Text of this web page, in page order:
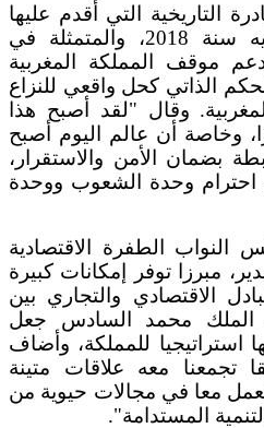
التاريخية التي أقدم عليها
البرلمان الشيلي بمجلسيه سنة 2018، والمتمثلة في
موقف المملكة المغربية
الذاتي كحل واقعي للنزاع
وقال "لقد أصبح هذا
وخاصة أن عالم اليوم أصبح
بضمان الأمن والاستقرار،
احترام وحدة الشعوب ووحدة
الطفرة الاقتصادية
مبرزا توفر إمكانات كبيرة
الاقتصادي والتجاري بين
الملك محمد السادس جعل
استراتيجيا للمملكة، وأضاف
تجمعنا معه علاقات متينة
معا في مجالات حيوية من
المستدامة".